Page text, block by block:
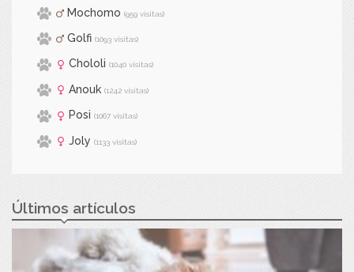
Mochomo (959 visitas)
Golfi (1093 visitas)
Chololi (1040 visitas)
Anouk (1242 visitas)
Posi (1067 visitas)
Joly (1133 visitas)
Últimos artículos